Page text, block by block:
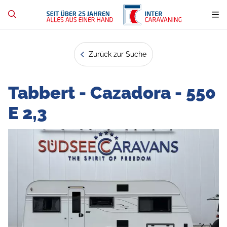
Zurück zur Suche
Tabbert - Cazadora - 550
E 2,3